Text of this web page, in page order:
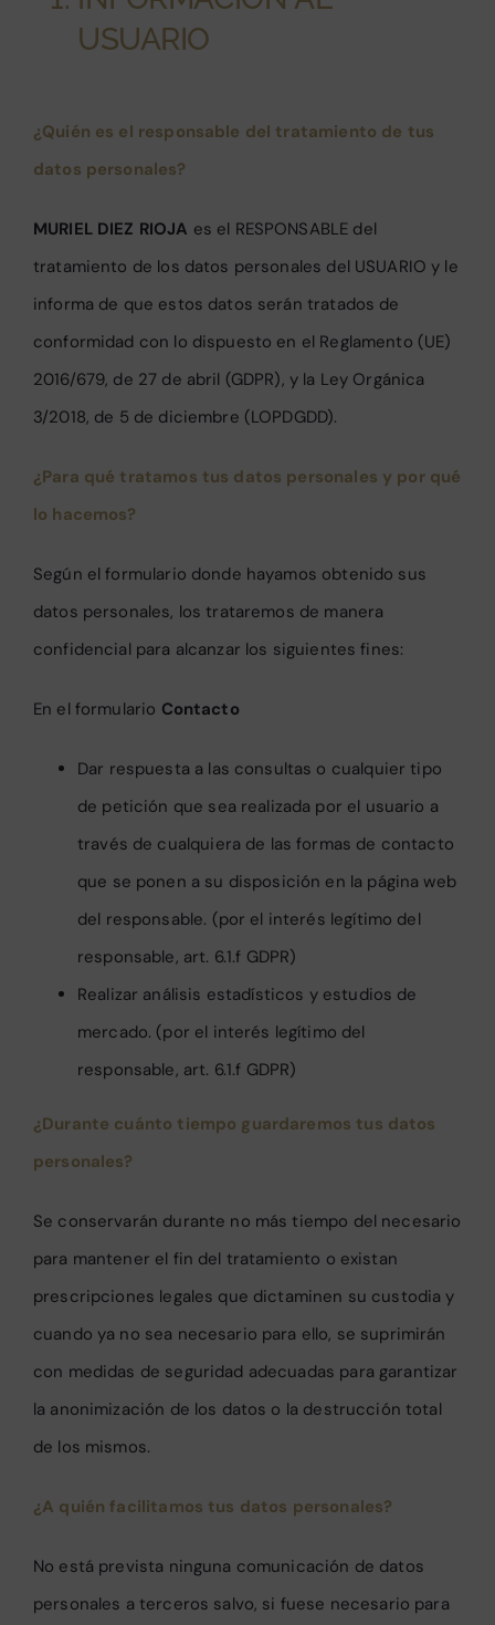
Contacto
USUARIO
¿Quién es el responsable del tratamiento de tus
datos personales?
MURIEL DIEZ RIOJA es el RESPONSABLE del
tratamiento de los datos personales del USUARIO y le
informa de que estos datos serán tratados de
conformidad con lo dispuesto en el Reglamento (UE)
2016/679, de 27 de abril (GDPR), y la Ley Orgánica
3/2018, de 5 de diciembre (LOPDGDD).
¿Para qué tratamos tus datos personales y por qué
lo hacemos?
Según el formulario donde hayamos obtenido sus
datos personales, los trataremos de manera
confidencial para alcanzar los siguientes fines:
En el formulario Contacto
Dar respuesta a las consultas o cualquier tipo
de petición que sea realizada por el usuario a
través de cualquiera de las formas de contacto
que se ponen a su disposición en la página web
del responsable. (por el interés legítimo del
responsable, art. 6.1.f GDPR)
Realizar análisis estadísticos y estudios de
mercado. (por el interés legítimo del
responsable, art. 6.1.f GDPR)
¿Durante cuánto tiempo guardaremos tus datos
personales?
Se conservarán durante no más tiempo del necesario
para mantener el fin del tratamiento o existan
prescripciones legales que dictaminen su custodia y
cuando ya no sea necesario para ello, se suprimirán
con medidas de seguridad adecuadas para garantizar
la anonimización de los datos o la destrucción total
de los mismos.
¿A quién facilitamos tus datos personales?
No está prevista ninguna comunicación de datos
personales a terceros salvo, si fuese necesario para